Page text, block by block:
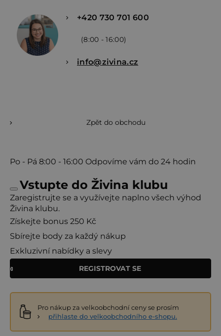
+420 730 701 600
(8:00 - 16:00)
info@zivina.cz
Zpět do obchodu
Po - Pá 8:00 - 16:00 Odpovíme vám do 24 hodin
Vstupte do Živina klubu
Zaregistrujte se a využívejte naplno všech výhod
Živina klubu.
Získejte bonus 250 Kč
Sbírejte body za každý nákup
Exkluzivní nabídky a slevy
REGISTROVAT SE
Pro nákup za velkoobchodní ceny se prosím
přihlaste do velkoobchodního e-shopu.